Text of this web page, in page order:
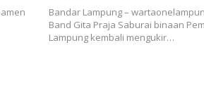
Bandar Lampung –
Band Gita Praja Saburai binaan
Lampung kembali mengukir…